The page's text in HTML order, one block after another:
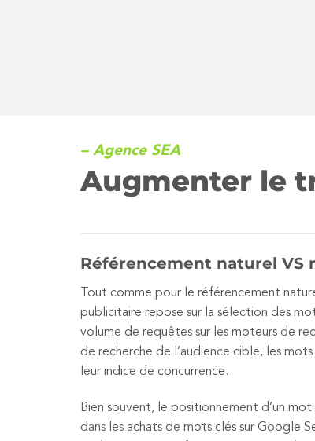
– Agence SEA
Augmenter le
Référencement naturel VS
Tout comme pour le référencement
publicitaire repose sur la sélection des
volume de requêtes sur les moteurs de
de recherche de l’audience cible, les
leur indice de concurrence.
Bien souvent, le positionnement d’un
dans les achats de mots clés sur Google